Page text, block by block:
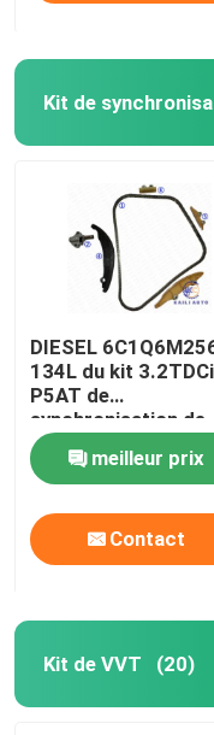
Kit de
DIESEL
134L du kit 3.2TDCi
P5AT de
synchronisation de
moteur de collecte
GARDE FORESTIÈRE
de FORD
meilleur prix
Contact
Kit de VVT (20)